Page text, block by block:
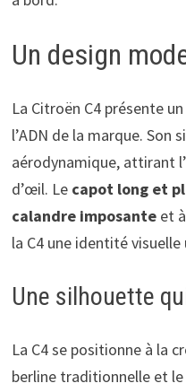
Un design
La Citroën C4 présente un
l’ADN de la marque.
aérodynamique, attirant
d’œil. Le capot long et
calandre imposanteet
la C4 une identité
Une silhouette
La C4 se positionne à la
berline traditionnelle et le